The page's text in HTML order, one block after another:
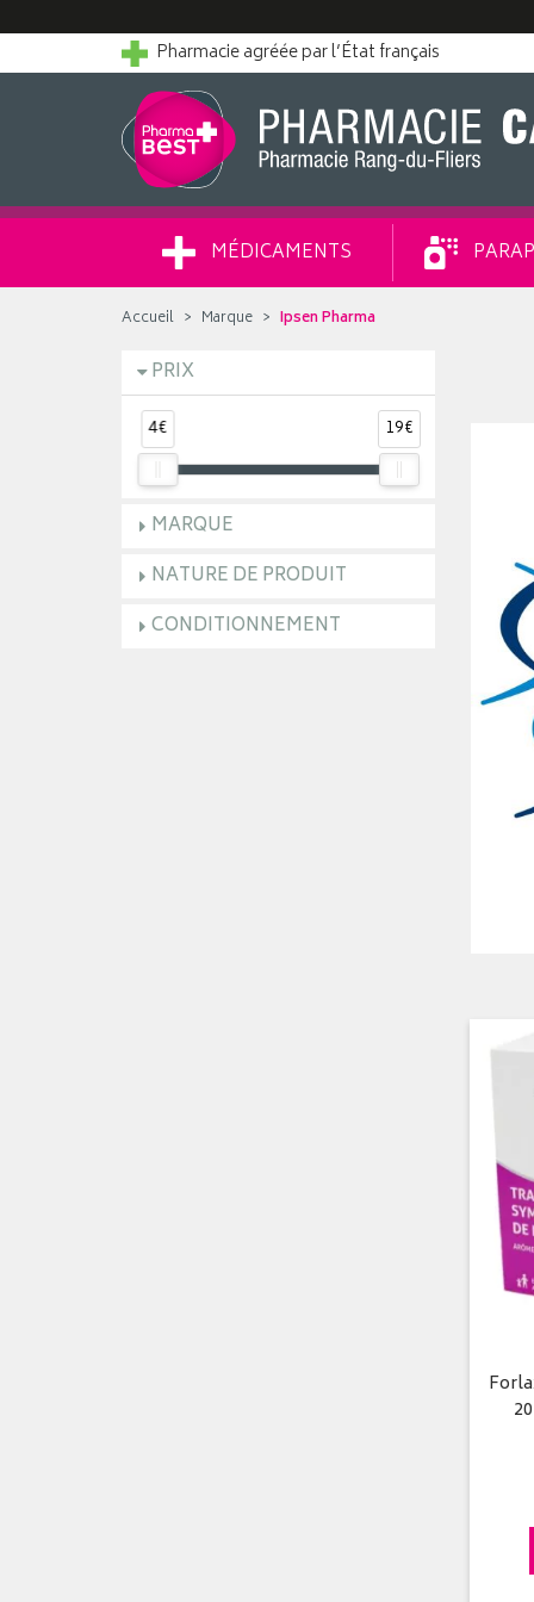
Pharmacie agréée par l’État français
MÉDICAMENTS
Accueil Marque Ipsen Pharma
PRIX
4€ 19€
MARQUE
NATURE DE PRODUIT
CONDITIONNEMENT